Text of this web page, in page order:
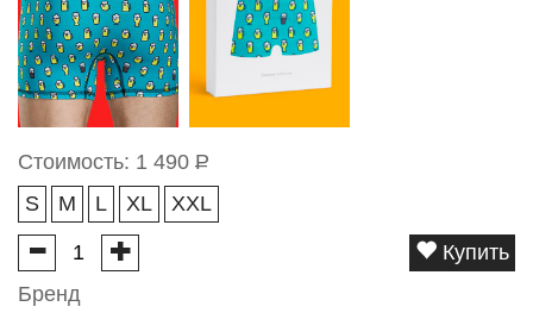
Стоимость: 1 490 Р
S
M L XL XXL
Купить
Бренд